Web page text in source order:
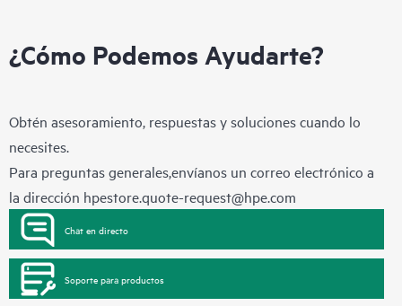
¿Cómo Podemos Ayudarte?
Obtén asesoramiento, respuestas y soluciones cuando lo
necesites.
Para preguntas generales,envíanos un correo electrónico a
la dirección hpestore.quote-request@hpe.com
Chat en directo
Soporte para productos